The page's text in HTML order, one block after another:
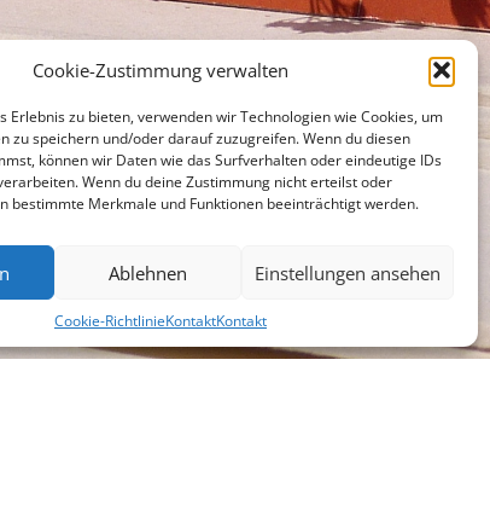
Cookie-Zustimmung verwalten
Erlebnis zu bieten, verwenden wir Technologien wie Cookies, um
zu speichern und/oder darauf zuzugreifen. Wenn du diesen
können wir Daten wie das Surfverhalten oder eindeutige IDs
Wenn du deine Zustimmung nicht erteilst oder
bestimmte Merkmale und Funktionen beeinträchtigt werden.
Ablehnen Einstellungen ansehen
Cookie-RichtlinieKontaktKontakt